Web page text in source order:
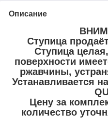
Описание
Ступица
Ступица
поверхности
ржавчины,
Устанавливается
Цену за
количество